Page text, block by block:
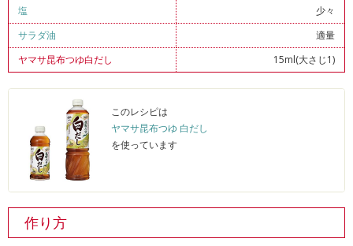
塩
少々
サラダ油
適量
ヤマサ昆布つゆ白だし
15ml(大さじ1)
このレシピは
ヤマサ昆布つゆ 白だし
を使っています
作り方